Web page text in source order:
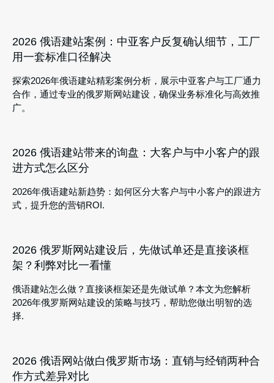
2026 俄语建站案例：中亚客户反复确认细节，工厂
用一套标准口径解决
探索2026年俄语建站精彩案例分析，展示中亚客户与工厂通力
合作，通过专业的俄罗斯网站建设，确保业务标准化与高效推
广。
2026 俄语建站带来的询盘：大客户与中小客户的跟
进方式怎么区分
2026年俄语建站新趋势：如何区分大客户与中小客户的跟进方
式，提升您的营销ROI.
2026 俄罗斯网站建设后，先做试单还是直接谈框
架？利弊对比一看懂
俄语建站怎么做？直接谈框架还是先做试单？本文为您解析
2026年俄罗斯网站建设的策略与技巧，帮助您做出明智的选
择.
2026 俄语网站做白俄罗斯市场：直销与经销两种合
作方式差异对比